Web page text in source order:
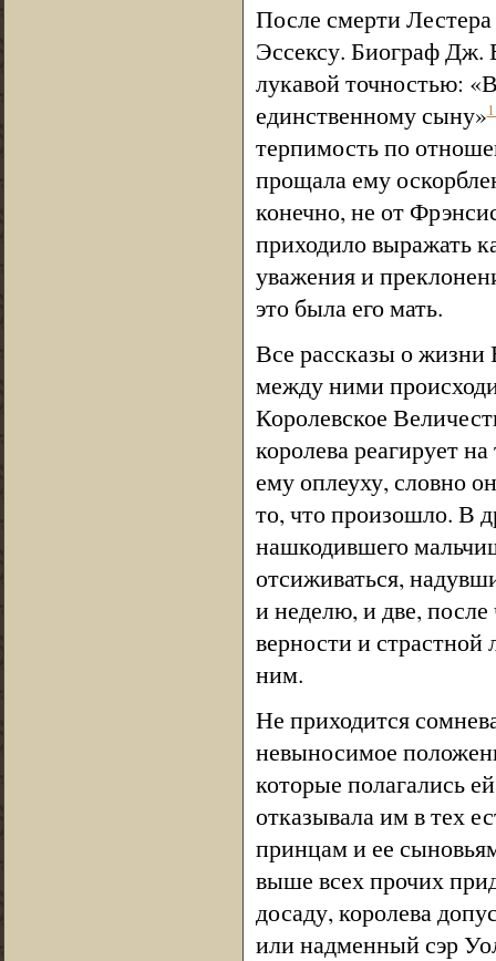
После смерти
Эссексу. Биограф Дж.
лукавой точностью:
единственному сыну»
терпимость по
прощала ему
конечно, не от
приходило выражать
уважения и
это была его мать.
Все рассказы о жизни
между ними
Королевское
королева реагирует
ему оплеуху, словно
то, что произошло. В
нашкодившего
отсиживаться,
и неделю, и две,
верности и страстной
ним.
Не приходится
невыносимое
которые полагались
отказывала им в тех
принцам и ее
выше всех прочих
досаду, королева
или надменный сэр